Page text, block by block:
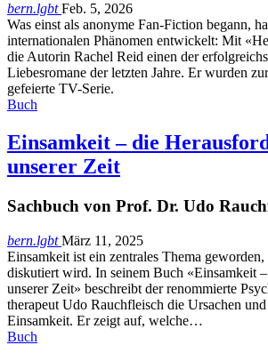
bern.lgbtFeb. 5, 2026
Was einst als anonyme Fan-Fiction begann,
internationalen Phänomen entwickelt: Mit
die Autorin Rachel Reid einen der
Liebesromane der letzten Jahre. Er wurden
gefeierte TV-Serie.
Buch
Einsamkeit – die
unserer Zeit
Sachbuch von Prof. Dr. Udo
bern.lgbtMärz 11, 2025
Einsamkeit ist ein zentrales Thema
diskutiert wird. In seinem Buch «Einsamkeit
unserer Zeit» beschreibt der renommierte
therapeut Udo Rauchfleisch die Ursachen
Einsamkeit. Er zeigt auf, welche…
Buch